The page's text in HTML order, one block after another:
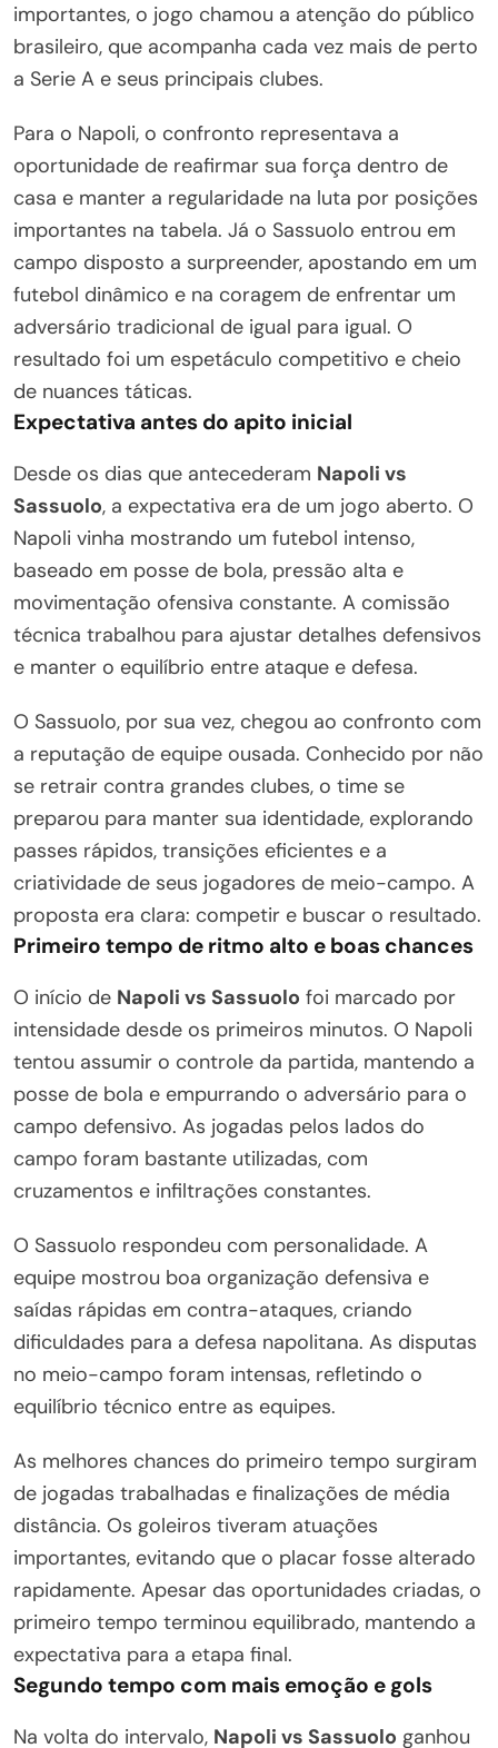
importantes, o jogo chamou a atenção do público
brasileiro, que acompanha cada vez mais de perto
a Serie A e seus principais clubes.
Para o Napoli, o confronto representava a
oportunidade de reafirmar sua força dentro de
casa e manter a regularidade na luta por posições
importantes na tabela. Já o Sassuolo entrou em
campo disposto a surpreender, apostando em um
futebol dinâmico e na coragem de enfrentar um
adversário tradicional de igual para igual. O
resultado foi um espetáculo competitivo e cheio
de nuances táticas.
Expectativa antes do apito inicial
Desde os dias que antecederam Napoli vs
Sassuolo, a expectativa era de um jogo aberto. O
Napoli vinha mostrando um futebol intenso,
baseado em posse de bola, pressão alta e
movimentação ofensiva constante. A comissão
técnica trabalhou para ajustar detalhes defensivos
e manter o equilíbrio entre ataque e defesa.
O Sassuolo, por sua vez, chegou ao confronto com
a reputação de equipe ousada. Conhecido por não
se retrair contra grandes clubes, o time se
preparou para manter sua identidade, explorando
passes rápidos, transições eficientes e a
criatividade de seus jogadores de meio-campo. A
proposta era clara: competir e buscar o resultado.
Primeiro tempo de ritmo alto e boas chances
O início de Napoli vs Sassuolo foi marcado por
intensidade desde os primeiros minutos. O Napoli
tentou assumir o controle da partida, mantendo a
posse de bola e empurrando o adversário para o
campo defensivo. As jogadas pelos lados do
campo foram bastante utilizadas, com
cruzamentos e infiltrações constantes.
O Sassuolo respondeu com personalidade. A
equipe mostrou boa organização defensiva e
saídas rápidas em contra-ataques, criando
dificuldades para a defesa napolitana. As disputas
no meio-campo foram intensas, refletindo o
equilíbrio técnico entre as equipes.
As melhores chances do primeiro tempo surgiram
de jogadas trabalhadas e finalizações de média
distância. Os goleiros tiveram atuações
importantes, evitando que o placar fosse alterado
rapidamente. Apesar das oportunidades criadas, o
primeiro tempo terminou equilibrado, mantendo a
expectativa para a etapa final.
Segundo tempo com mais emoção e gols
Na volta do intervalo, Napoli vs Sassuolo ganhou